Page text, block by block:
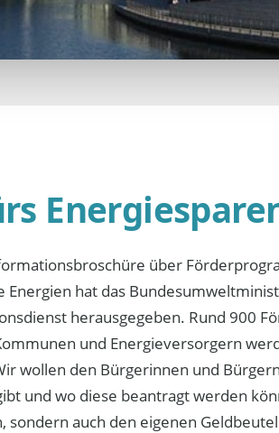
über
hat das
herausgegeben. Rund 900
und Energieversorgern
wollen den Bürgerinnen und
und wo diese beantragt werden
sondern auch den eigenen